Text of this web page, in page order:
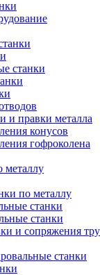
станки
и правки металла
конусов
гофроколена
металлу
по металлу
станки
станки
и сопряжения
станки